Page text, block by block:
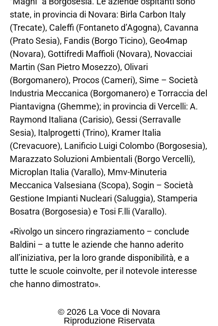
state, in provincia di Novara: Birla Carbon Italy
(Trecate), Caleffi (Fontaneto d’Agogna), Cavanna
(Prato Sesia), Fandis (Borgo Ticino), Geo4map
(Novara), Gottifredi Maffioli (Novara), Novacciai
Martin (San Pietro Mosezzo), Olivari
(Borgomanero), Procos (Cameri), Sime – Società
Industria Meccanica (Borgomanero) e Torraccia del
Piantavigna (Ghemme); in provincia di Vercelli: A.
Raymond Italiana (Carisio), Gessi (Serravalle
Sesia), Italprogetti (Trino), Kramer Italia
(Crevacuore), Lanificio Luigi Colombo (Borgosesia),
Marazzato Soluzioni Ambientali (Borgo Vercelli),
Microplan Italia (Varallo), Mmv-Minuteria
Meccanica Valsesiana (Scopa), Sogin – Società
Gestione Impianti Nucleari (Saluggia), Stamperia
Bosatra (Borgosesia) e Tosi F.lli (Varallo).
«Rivolgo un sincero ringraziamento – conclude
Baldini – a tutte le aziende che hanno aderito
all’iniziativa, per la loro grande disponibilità, e a
tutte le scuole coinvolte, per il notevole interesse
che hanno dimostrato».
© 2026 La Voce di Novara
Riproduzione Riservata